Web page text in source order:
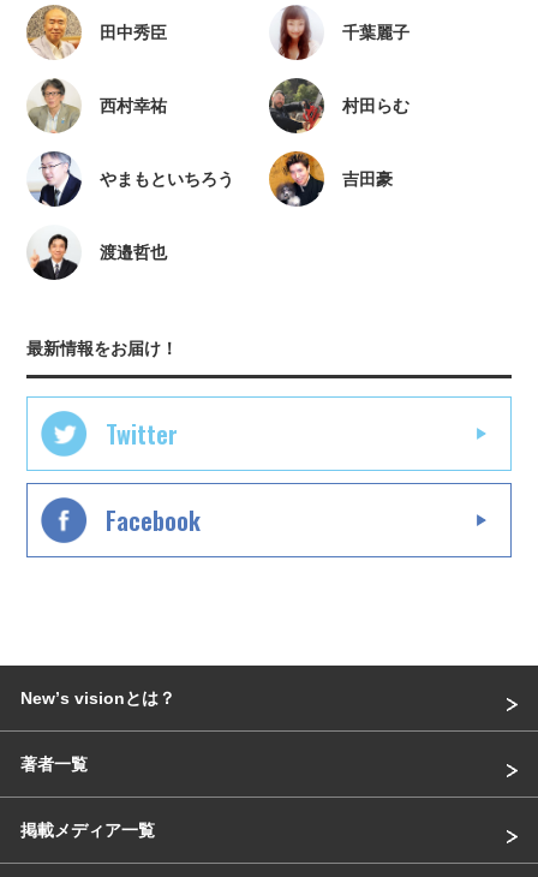
田中秀臣 千葉麗子
西村幸祐 村田らむ
やまもといちろう 吉田豪
渡邉哲也
最新情報をお届け！
Twitter
Facebook
Newʼs visionとは？
著者一覧
掲載メディア一覧